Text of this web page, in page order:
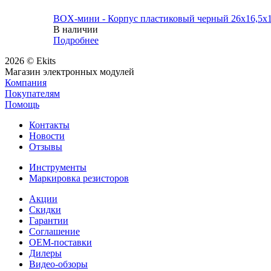
BOX-мини - Корпус пластиковый черный
В наличии
Подробнее
2026 © Ekits
Магазин электронных модулей
Компания
Покупателям
Помощь
Контакты
Новости
Отзывы
Инструменты
Маркировка резисторов
Акции
Скидки
Гарантии
Соглашение
OEM-поставки
Дилеры
Видео-обзоры